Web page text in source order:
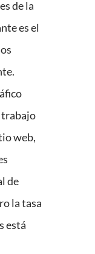
de la
es el
trabajo
web,
de
la tasa
está